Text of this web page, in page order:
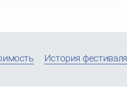
История фестиваля